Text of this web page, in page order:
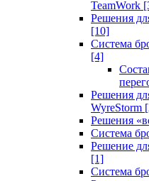
TeamWork
Решения
[10]
Система
[4]
Решения
WyreStorm
Решения
Система
Решение
[1]
Система